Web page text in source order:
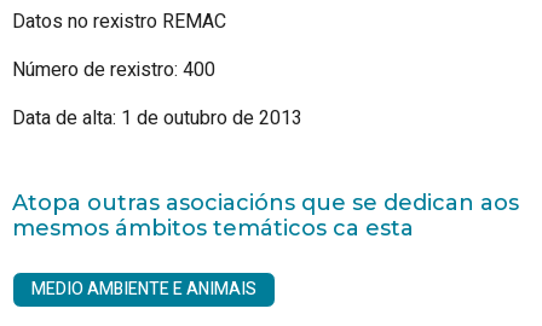
Datos no rexistro REMAC
Número de rexistro: 400
Data de alta: 1 de outubro de 2013
Atopa outras asociacións que se dedican aos
mesmos ámbitos temáticos ca esta
MEDIO AMBIENTE E ANIMAIS